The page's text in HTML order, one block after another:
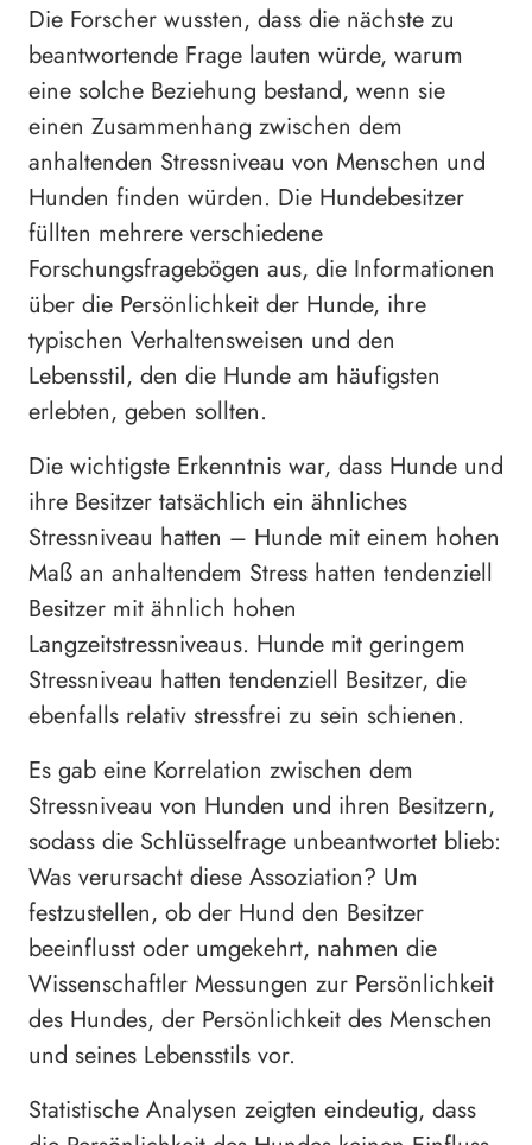
Die Forscher wussten, dass die nächste zu
beantwortende Frage lauten würde, warum
eine solche Beziehung bestand, wenn sie
einen Zusammenhang zwischen dem
anhaltenden Stressniveau von Menschen und
Hunden finden würden. Die Hundebesitzer
füllten mehrere verschiedene
Forschungsfragebögen aus, die Informationen
über die Persönlichkeit der Hunde, ihre
typischen Verhaltensweisen und den
Lebensstil, den die Hunde am häufigsten
erlebten, geben sollten.
Die wichtigste Erkenntnis war, dass Hunde und
ihre Besitzer tatsächlich ein ähnliches
Stressniveau hatten – Hunde mit einem hohen
Maß an anhaltendem Stress hatten tendenziell
Besitzer mit ähnlich hohen
Langzeitstressniveaus. Hunde mit geringem
Stressniveau hatten tendenziell Besitzer, die
ebenfalls relativ stressfrei zu sein schienen.
Es gab eine Korrelation zwischen dem
Stressniveau von Hunden und ihren Besitzern,
sodass die Schlüsselfrage unbeantwortet blieb:
Was verursacht diese Assoziation? Um
festzustellen, ob der Hund den Besitzer
beeinflusst oder umgekehrt, nahmen die
Wissenschaftler Messungen zur Persönlichkeit
des Hundes, der Persönlichkeit des Menschen
und seines Lebensstils vor.
Statistische Analysen zeigten eindeutig, dass